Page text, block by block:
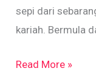
sepi dari
kariah. Bermula
Read More »